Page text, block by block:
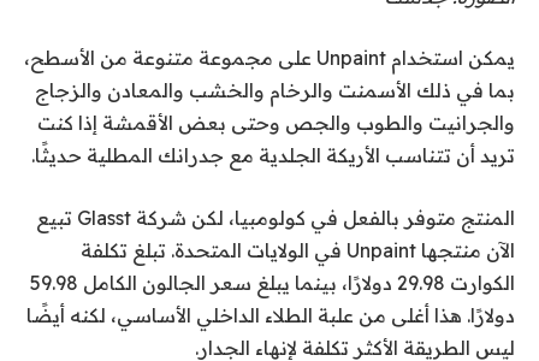
يمكن استخدام Unpaint على مجموعة متنوعة من الأسطح،
بما في ذلك الأسمنت والرخام والخشب والمعادن والزجاج
والجرانيت والطوب والجص وحتى بعض الأقمشة إذا كنت
تريد أن تتناسب الأريكة الجلدية مع جدرانك المطلية حديثًا.
المنتج متوفر بالفعل في كولومبيا، لكن شركة Glasst تبيع
الآن منتجها Unpaint في الولايات المتحدة. تبلغ تكلفة
الكوارت 29.98 دولارًا، بينما يبلغ سعر الجالون الكامل 59.98
دولارًا. هذا أغلى من علبة الطلاء الداخلي الأساسي، لكنه أيضًا
ليس الطريقة الأكثر تكلفة لإنهاء الجدار.